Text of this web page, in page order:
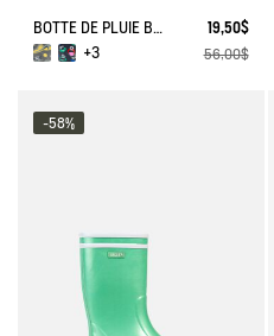
BOTTE DE PLUIE BABY FLAC 19,50$
+3 56,00$
-58%